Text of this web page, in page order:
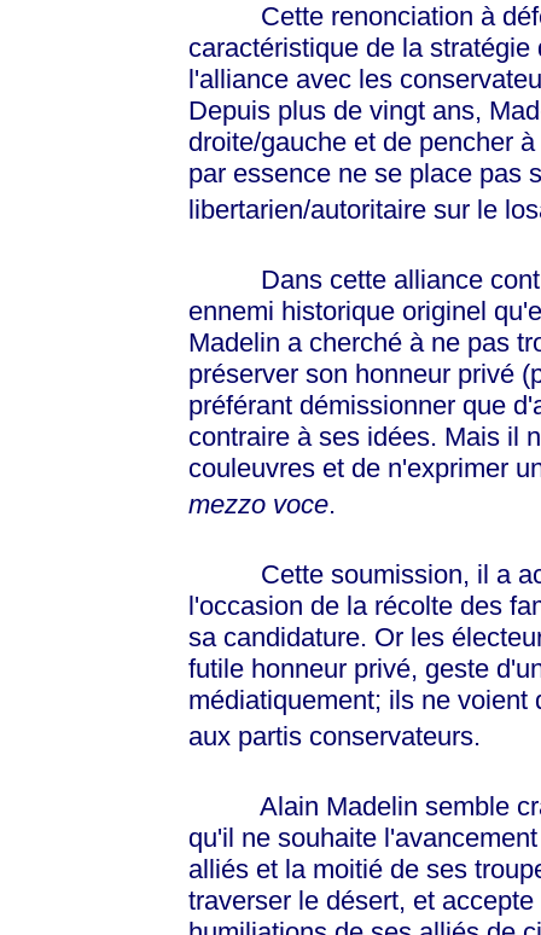
Cette renonciation à
caractéristique de la
l'alliance avec les
Depuis plus de vingt ans,
droite/gauche et de pencher
par essence ne se place pas
libertarien/autoritaire sur le
Dans cette alliance
ennemi historique originel
Madelin a cherché à ne pas
préserver son honneur privé
préférant démissionner que
contraire à ses idées. Mais il
couleuvres et de n'exprimer
mezzo voce.
Cette soumission, il a
l'occasion de la récolte des
sa candidature. Or les
futile honneur privé, geste
médiatiquement; ils ne
aux partis conservateurs.
Alain Madelin semble
qu'il ne souhaite
alliés et la moitié de ses
traverser le désert, et